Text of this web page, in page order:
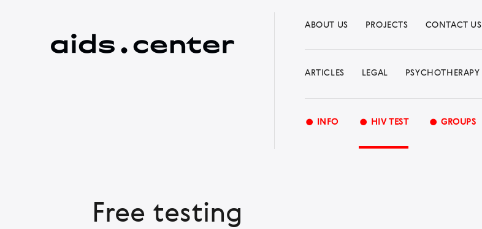
ABOUT US PROJECTS CONTACT US
ARTICLES LEGAL PSYCHOTHERAPY
• INFO • HIV TEST • GROUPS
Free testing